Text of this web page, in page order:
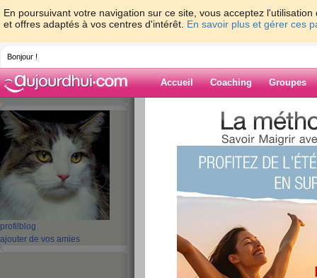
En poursuivant votre navigation sur ce site, vous acceptez
et offres adaptés à vos centres d'intérêt. En savoir plus et gérer ces
Bonjour !
Accueil Coaching Groupes
profil blog
ajouter de vos amies
> > Je
Blog de Laural9
Je m’appelle laura
Je m’appelle Laura, je suis gourmande et je